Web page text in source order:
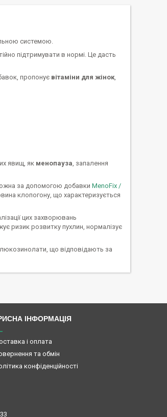
системою.
підтримувати в нормі. Це дасть
пропонує вітаміни для жінок,
явищ, як менопауза, запалення
за допомогою добавки MenoFix /
клопогону, що характеризується
цих захворювань
ризик розвитку пухлин, нормалізує
що відповідають за
ІНФОРМАЦІЯ
і оплата
та обмін
конфіденційності